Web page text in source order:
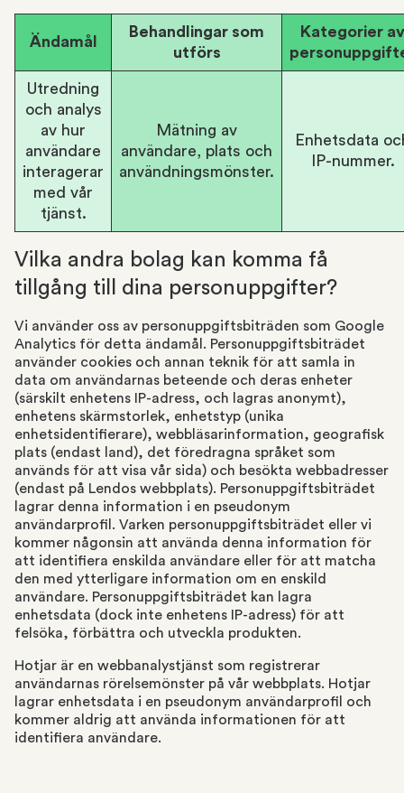
Ändamål
Behandlingar som
utförs
Kategorier av
Utredning
och analys
av hur
användare
interagerar
med vår
tjänst.
Mätning av
användare, plats och
användningsmönster.
Enhetsdata
IP-nummer.
Vilka andra bolag kan komma få
tillgång till dina personuppgifter?
Vi använder oss av personuppgiftsbiträden som Google
Analytics för detta ändamål. Personuppgiftsbiträdet
använder cookies och annan teknik för att samla in
data om användarnas beteende och deras enheter
(särskilt enhetens IP-adress, och lagras anonymt),
enhetens skärmstorlek, enhetstyp (unika
enhetsidentifierare), webbläsarinformation, geografisk
plats (endast land), det föredragna språket som
används för att visa vår sida) och besökta webbadresser
(endast på Lendos webbplats). Personuppgiftsbiträdet
lagrar denna information i en pseudonym
användarprofil. Varken personuppgiftsbiträdet eller vi
kommer någonsin att använda denna information för
att identifiera enskilda användare eller för att matcha
den med ytterligare information om en enskild
användare. Personuppgiftsbiträdet kan lagra
enhetsdata (dock inte enhetens IP-adress) för att
felsöka, förbättra och utveckla produkten.
Hotjar är en webbanalystjänst som registrerar
användarnas rörelsemönster på vår webbplats. Hotjar
lagrar enhetsdata i en pseudonym användarprofil och
kommer aldrig att använda informationen för att
identifiera användare.